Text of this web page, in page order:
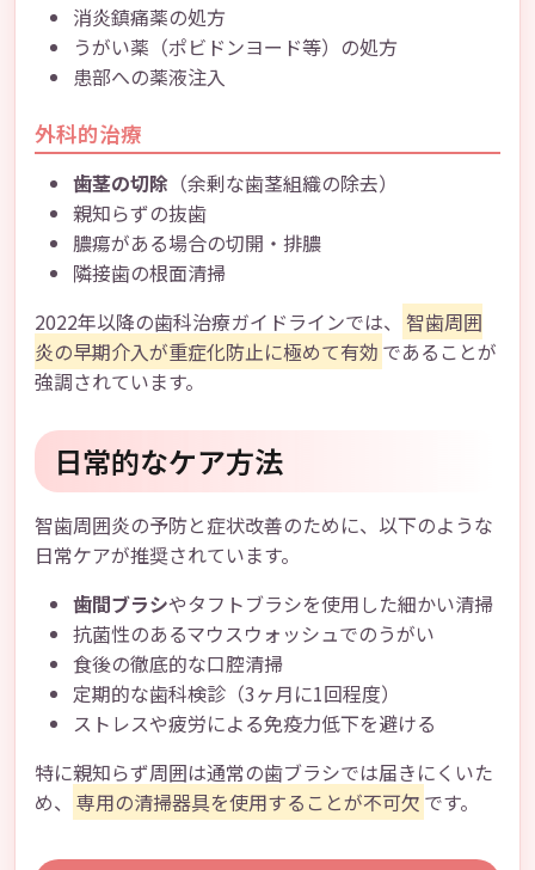
消炎鎮痛薬の処方
うがい薬（ポビドンヨード等）の処方
患部への薬液注入
外科的治療
歯茎の切除 （余剰な歯茎組織の除去）
親知らずの抜歯
膿瘍がある場合の切開・排膿
隣接歯の根面清掃
2022年以降の歯科治療ガイドラインでは、 智歯周囲
炎の早期介入が重症化防止に極めて有効 であることが
強調されています。
日常的なケア方法
智歯周囲炎の予防と症状改善のために、以下のような
日常ケアが推奨されています。
歯間ブラシやタフトブラシを使用した細かい清掃
抗菌性のあるマウスウォッシュでのうがい
食後の徹底的な口腔清掃
定期的な歯科検診（3ヶ月に1回程度）
ストレスや疲労による免疫力低下を避ける
特に親知らず周囲は通常の歯ブラシでは届きにくいた
め、 専用の清掃器具を使用することが不可欠 です。